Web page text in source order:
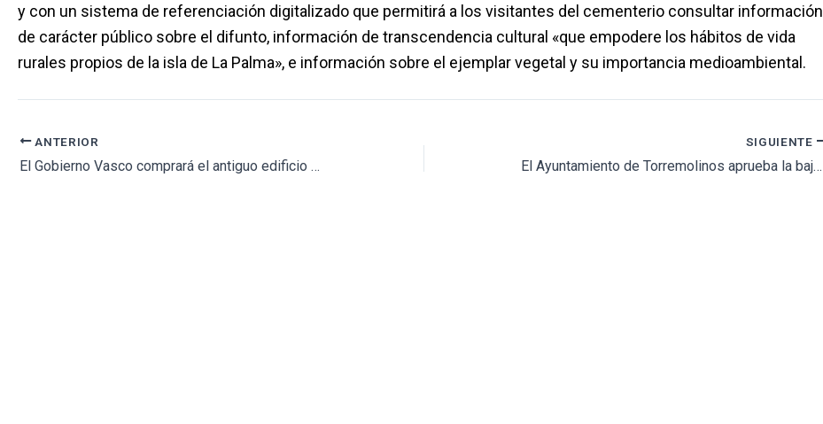
y con un sistema de referenciación digitalizado que permitirá a los visitantes del cementerio consultar información
de carácter público sobre el difunto, información de transcendencia cultural «que empodere los hábitos de vida
rurales propios de la isla de La Palma», e información sobre el ejemplar vegetal y su importancia medioambiental.
ANTERIOR
El Gobierno Vasco comprará el antiguo edificio de Telefónica de Bilbao para el Instituto Vasco de Medicina Legal
SIGUIENTE
El Ayuntamiento de Torremolinos aprueba la bajada de las tasas del cementerio entre un 20 y un 50%